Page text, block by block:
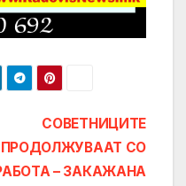
СОВЕТНИЦИТЕ
ПРОДОЛЖУВААТ СО
– ЗАКАЖАНА